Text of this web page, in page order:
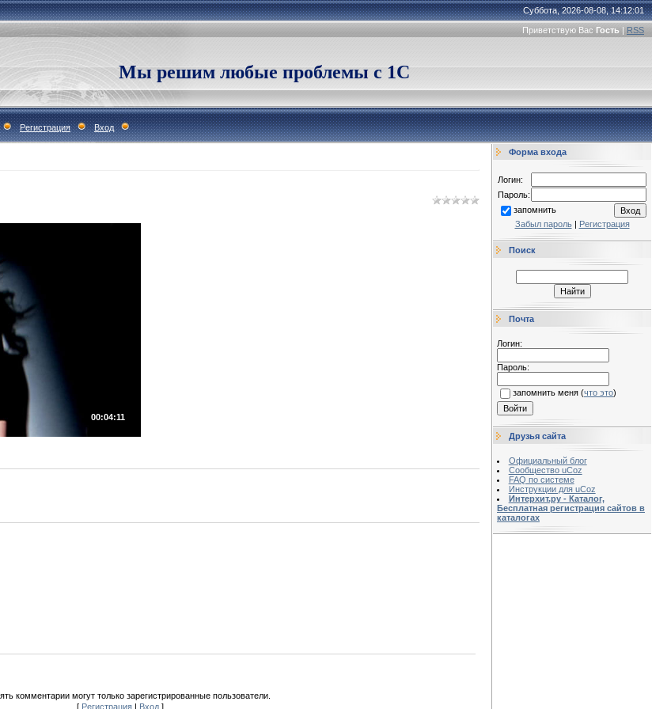
Суббота, 2026-08-08, 14:12:01
Приветствую Вас Гость | RSS
Мы решим любые проблемы с 1С
Регистрация Вход
00:04:11
комментарии могут только зарегистрированные пользователи.
[ Регистрация | Вход ]
Форма входа
Логин:
Пароль:
запомнить
Забыл пароль| Регистрация
Поиск
Почта
Логин:
Пароль:
запомнить меня (что это)
Друзья сайта
Официальный блог
Сообщество uCoz
FAQ по системе
Инструкции для uCoz
Интерхит.ру - Каталог,
Бесплатная регистрация сайтов в
каталогах